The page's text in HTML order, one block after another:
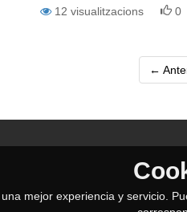
12 visualitzacions 0
←
mejor experiencia y servicio.